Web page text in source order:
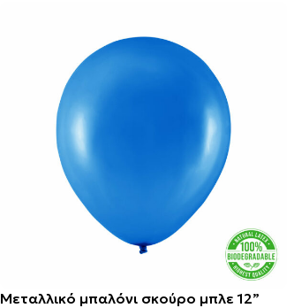
Μεταλλικό μπαλόνι σκούρο μπλε 12”